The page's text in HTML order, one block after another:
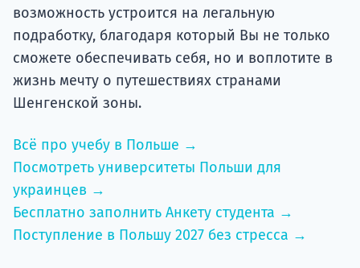
возможность устроится на легальную
подработку, благодаря который Вы не только
сможете обеспечивать себя, но и воплотите в
жизнь мечту о путешествиях странами
Шенгенской зоны.
Всё про учебу в Польше →
Посмотреть университеты Польши для
украинцев →
Бесплатно заполнить Анкету студента →
Поступление в Польшу 2027 без стресса →